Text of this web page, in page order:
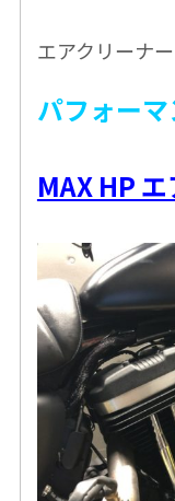
エアクリーナ
パフォー
MAX HP